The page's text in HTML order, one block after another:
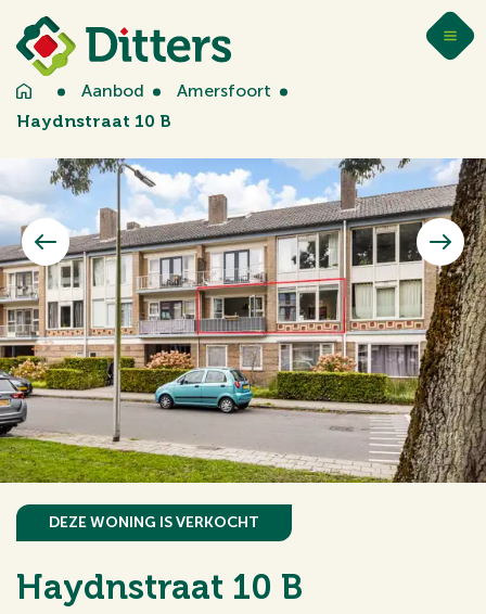
Aanbod
Amersfoort
Haydnstraat 10 B
DEZE WONING IS VERKOCHT
Haydnstraat 10 B